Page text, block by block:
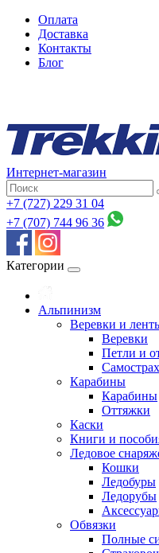
Оплата
Доставка
Контакты
Блог
Интернет-магазин
+7 (727) 229 31 04
+7 (707) 744 96 36
Категории
Альпинизм
Веревки и
Веревки
Петли и
Карабины
Карабины
Оттяжки
Каски
Книги и
Ледовое
Кошки
Ледобуры
Ледорубы
Обвязки
Полные